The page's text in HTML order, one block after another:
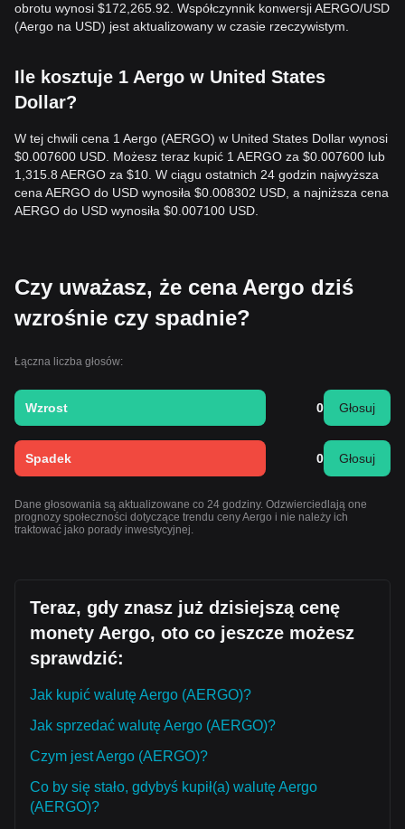
obrotu wynosi $172,265.92. Współczynnik konwersji AERGO/USD
(Aergo na USD) jest aktualizowany w czasie rzeczywistym.
Ile kosztuje 1 Aergo w United States
Dollar?
W tej chwili cena 1 Aergo (AERGO) w United States Dollar wynosi
$0.007600 USD. Możesz teraz kupić 1 AERGO za $0.007600 lub
1,315.8 AERGO za $10. W ciągu ostatnich 24 godzin najwyższa
cena AERGO do USD wynosiła $0.008302 USD, a najniższa cena
AERGO do USD wynosiła $0.007100 USD.
Czy uważasz, że cena Aergo dziś
wzrośnie czy spadnie?
Łączna liczba głosów:
Wzrost 0 Głosuj
Spadek 0 Głosuj
Dane głosowania są aktualizowane co 24 godziny. Odzwierciedlają one
prognozy społeczności dotyczące trendu ceny Aergo i nie należy ich
traktować jako porady inwestycyjnej.
Teraz, gdy znasz już dzisiejszą cenę
monety Aergo, oto co jeszcze możesz
sprawdzić:
Jak kupić walutę Aergo (AERGO)?
Jak sprzedać walutę Aergo (AERGO)?
Czym jest Aergo (AERGO)?
Co by się stało, gdybyś kupił(a) walutę Aergo
(AERGO)?